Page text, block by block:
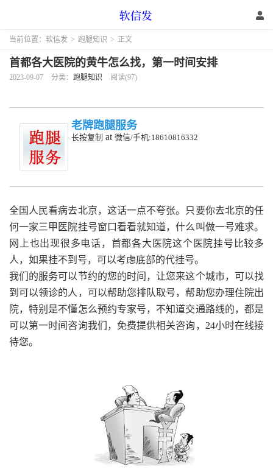
当前位置： 软信发 > 跑腿知识 > 正文
首都各大医院的黄牛怎么找，第一时间安排
2023-09-07 分类： 跑腿知识 阅读(97)
老牌跑腿服务
长按复制 at 微信/手机:18610816332
全国人民看病去北京，这话一点不夸张。只要你去北京的任
何一家三甲医院挂号窗口看看就知道，什么叫做一号难求。
网上也出现很多电话，首都各大医院这个医院挂号比较多
人，如果挂不到号，可以考虑底部的代挂号。
我们的服务可以节约的您的时间，让您来这个城市，可以找
到可以领诊的人，可以帮助您排队取号，帮助您办理住院出
院，特别是不懂怎么预约专家号，不知道交通路线的，都是
可以第一时间咨询我们，免费提供相关咨询，24小时在线接
待您。